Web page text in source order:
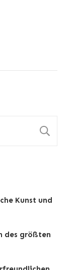
Kunst und
des größten